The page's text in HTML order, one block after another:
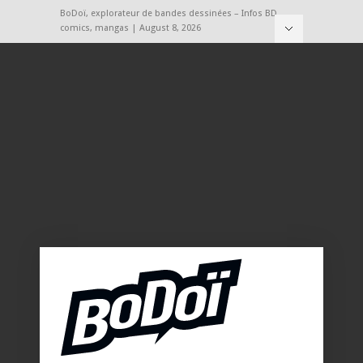
BoDoï, explorateur de bandes dessinées – Infos BD,
comics, mangas | August 8, 2026